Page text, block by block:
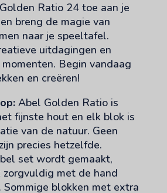
Ratio 24 toe aan je
breng de magie van
naar je speeltafel.
uitdagingen en
Begin vandaag
en creëren!
Abel Golden Ratio is
fijnste hout en elk blok is
van de natuur. Geen
precies hetzelfde.
set wordt gemaakt,
met de hand
blokken met extra